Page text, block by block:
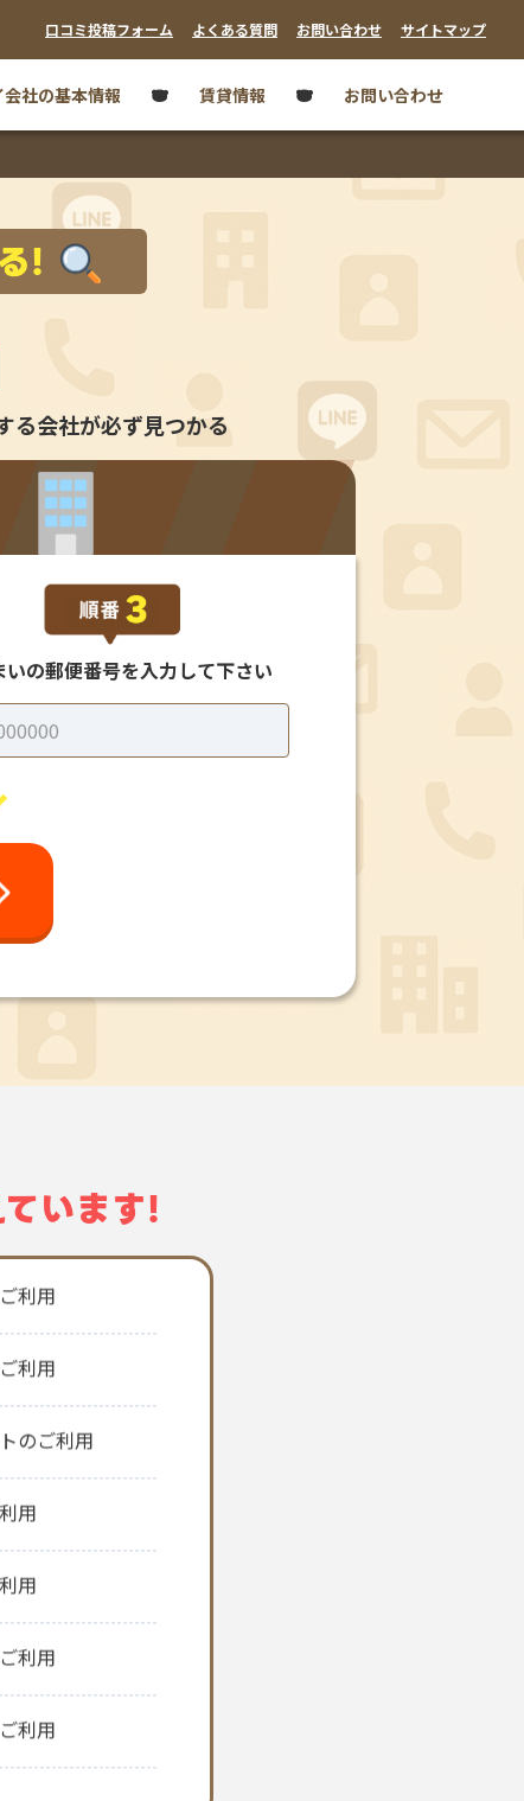
口コミ投稿フォーム よくある質問 お問い合わせ サイトマップ
社の基本情報 賃貸情報 お問い合わせ
!
る会社が必ず見つかる
いの郵便番号を入力して下さい
います!
用